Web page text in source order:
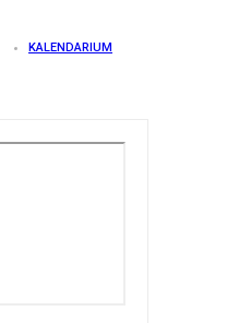
KALENDARIUM